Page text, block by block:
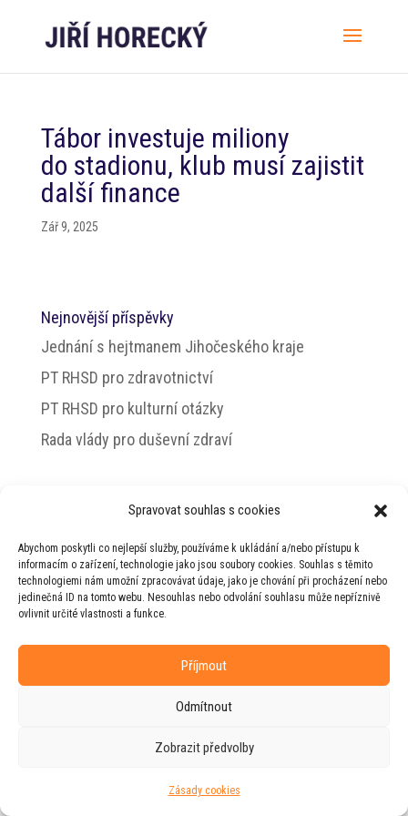
Spravovat souhlas s cookies
Abychom poskytli co nejlepší služby, používáme k ukládání a/nebo přístupu k
informacím o zařízení, technologie jako jsou soubory cookies. Souhlas s těmito
technologiemi nám umožní zpracovávat údaje, jako je chování při procházení nebo
jedinečná ID na tomto webu. Nesouhlas nebo odvolání souhlasu může nepříznivě
ovlivnit určité vlastnosti a funkce.
Příjmout
Odmítnout
Zobrazit předvolby
Zásady cookies
Tábor investuje miliony
do stadionu, klub musí zajistit
další finance
Zář 9, 2025
Nejnovější příspěvky
Jednání s hejtmanem Jihočeského kraje
PT RHSD pro zdravotnictví
PT RHSD pro kulturní otázky
Rada vlády pro duševní zdraví
Horeckého
Web vytvořila firmaRUDIve spolupráci s
agenturou